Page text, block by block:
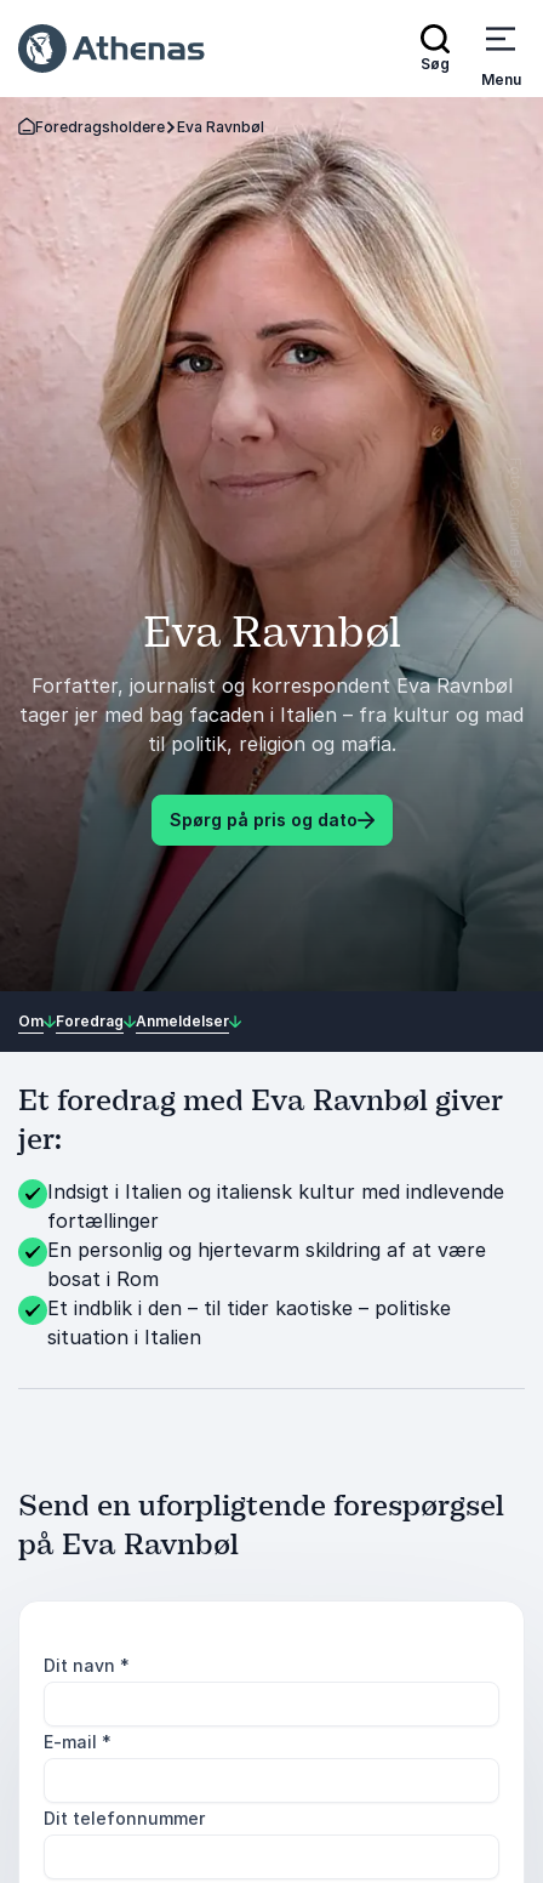
Søg
Menu
Tilbage til forsiden
Foredragsholdere Eva Ravnbøl
Eva Ravnbøl
Forfatter, journalist og korrespondent Eva Ravnbøl
tager jer med bag facaden i Italien – fra kultur og mad
til politik, religion og mafia.
Spørg på pris og dato
Foto: Caroline Bagger
Om Foredrag Anmeldelser
Et foredrag med Eva Ravnbøl giver
jer:
Indsigt i Italien og italiensk kultur med indlevende
fortællinger
En personlig og hjertevarm skildring af at være
bosat i Rom
Et indblik i den – til tider kaotiske – politiske
situation i Italien
Send en uforpligtende forespørgsel
på Eva Ravnbøl
Dit navn *
E-mail *
Dit telefonnummer